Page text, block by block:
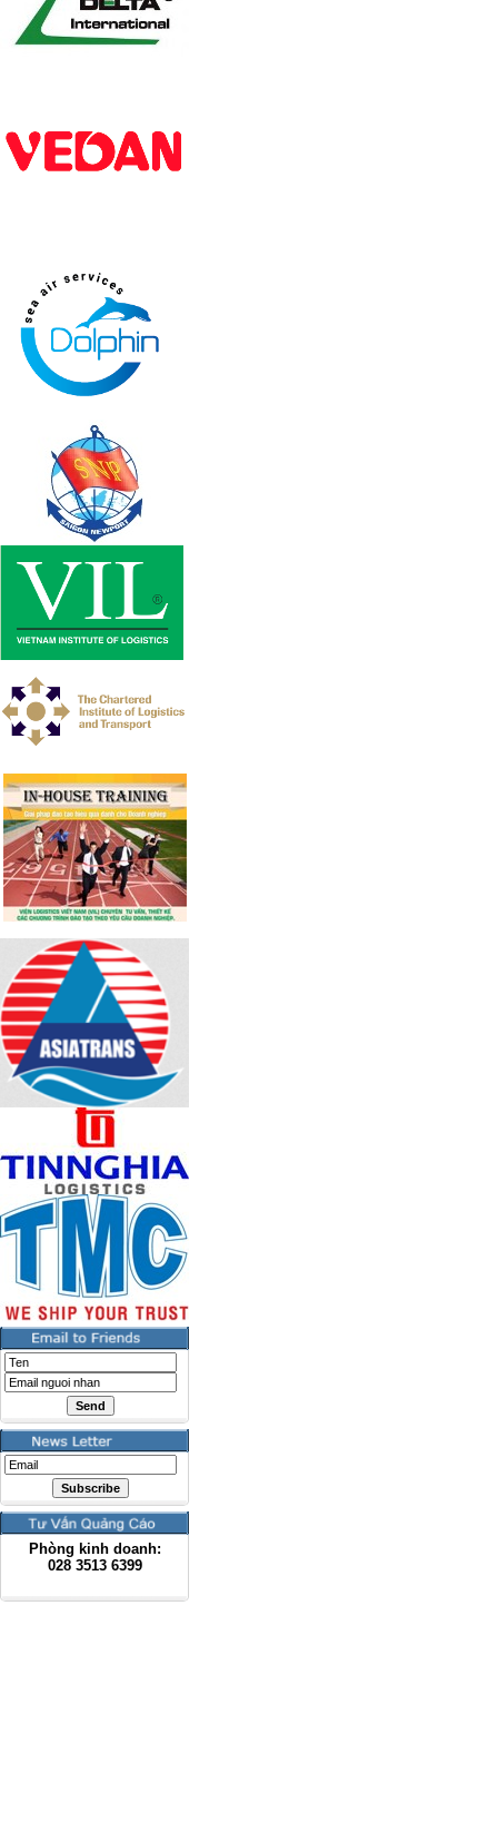
Phòng kinh doanh:
028 3513 6399